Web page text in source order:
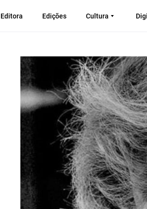
Editora Edições Cultura